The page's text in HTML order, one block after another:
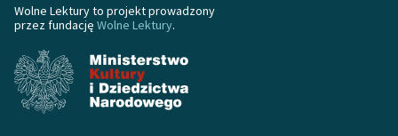
Wolne Lektury to projekt prowadzony
przez fundację Wolne Lektury.